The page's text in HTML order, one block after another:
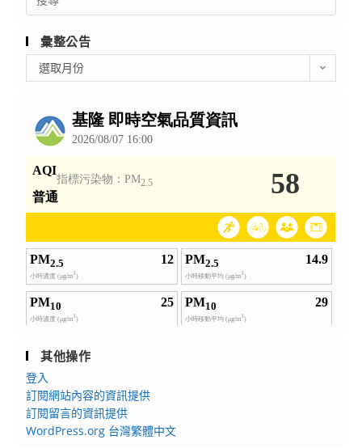
for:
彙整公告
整
選取月份
其他操作
登入
訂閱網站內容的資訊提供
訂閱留言的資訊提供
WordPress.org 台灣繁體中文